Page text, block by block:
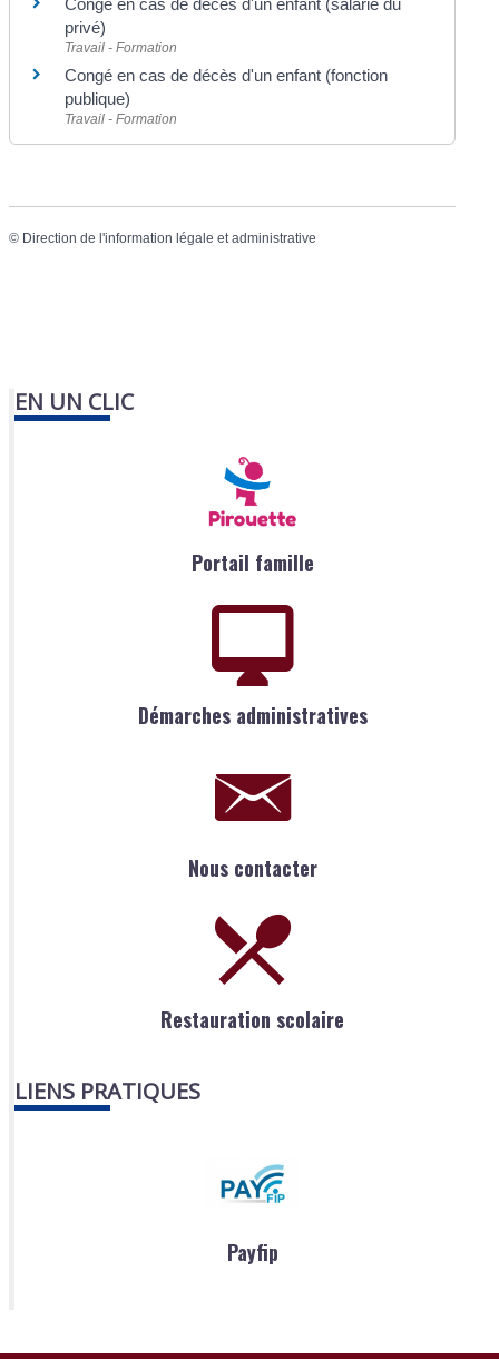
privé)
Travail - Formation
Congé en cas de décès d'un enfant (fonction
publique)
Travail - Formation
© Direction de l'information légale et administrative
EN UN CLIC
Portail famille
Démarches administratives
Nous contacter
Restauration scolaire
LIENS PRATIQUES
Payfip